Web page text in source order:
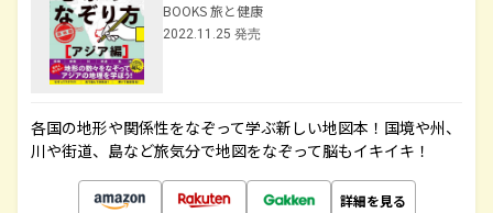
BOOKS 旅と健康
2022.11.25 発売
各国の地形や関係性をなぞって学ぶ新しい地図本！国境や州、
川や街道、島など旅気分で地図をなぞって脳もイキイキ！
詳細を見る